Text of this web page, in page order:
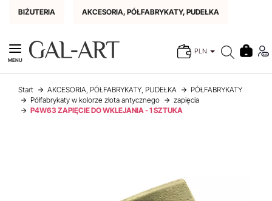
BIŻUTERIA AKCESORIA, PÓŁFABRYKATY, PUDEŁKA
PLN
MENU
Start AKCESORIA, PÓŁFABRYKATY, PUDEŁKA
PÓŁFABRYKATY
Półfabrykaty w kolorze złota antycznego
zapięcia
P4W63 ZAPIĘCIE DO WKLEJANIA - 1 SZTUKA